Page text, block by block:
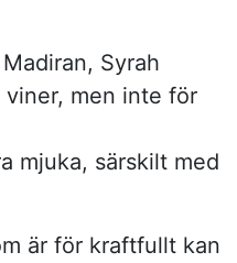
Syrah
men inte för
mjuka, särskilt med
är för kraftfullt kan